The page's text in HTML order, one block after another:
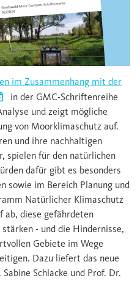
im Zusammenhang mit der
in der GMC-Schriftenreihe
und zeigt mögliche
von Moorklimaschutz auf.
und ihre nachhaltigen
spielen für den natürlichen
dafür gibt es besonders
sowie im Bereich Planung und
Natürlicher Klimaschutz
ab, diese gefährdeten
- und die Hindernisse,
Gebiete im Wege
Dazu liefert das neue
Schlacke und Prof. Dr.